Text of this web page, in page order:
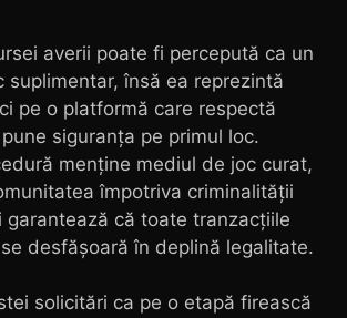
averii poate fi percepută ca un
suplimentar, însă ea reprezintă
pe o platformă care respectă
siguranța pe primul loc.
menține mediul de joc curat,
împotriva criminalității
garantează că toate tranzacțiile
desfășoară în deplină legalitate.
solicitări ca pe o etapă firească